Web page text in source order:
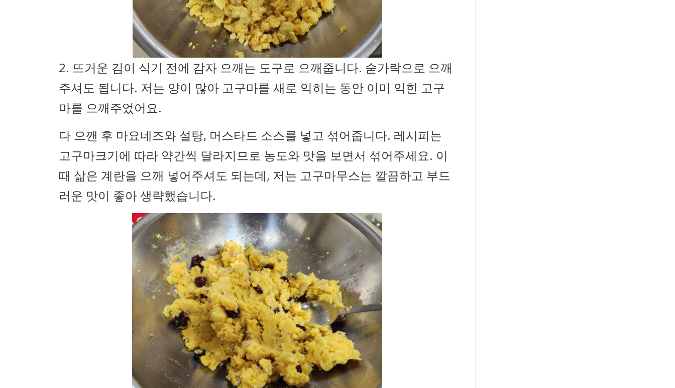
2. 뜨거운 김이 식기 전에 감자 으깨는 도구로 으깨줍니다. 숟가락으로 으깨
주셔도 됩니다. 저는 양이 많아 고구마를 새로 익히는 동안 이미 익힌 고구
마를 으깨주었어요.
다 으깬 후 마요네즈와 설탕, 머스타드 소스를 넣고 섞어줍니다. 레시피는
고구마크기에 따라 약간씩 달라지므로 농도와 맛을 보면서 섞어주세요. 이
때 삶은 계란을 으깨 넣어주셔도 되는데, 저는 고구마무스는 깔끔하고 부드
러운 맛이 좋아 생략했습니다.